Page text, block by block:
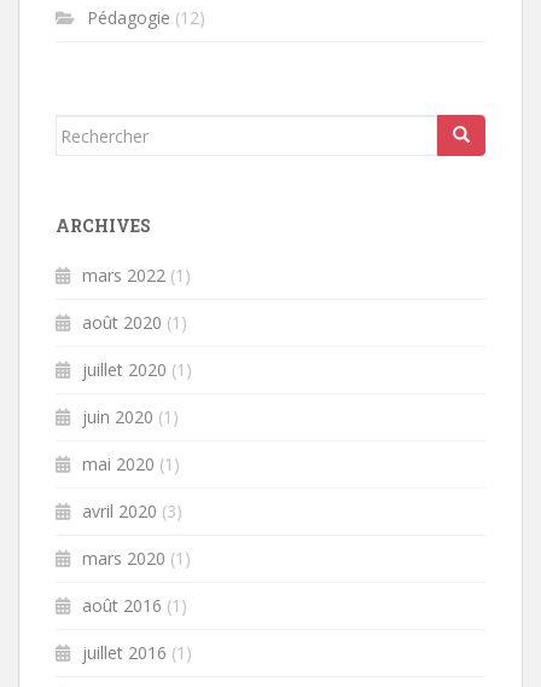
Pédagogie (12)
Rechercher...
ARCHIVES
mars 2022 (1)
août 2020 (1)
juillet 2020 (1)
juin 2020 (1)
mai 2020 (1)
avril 2020 (3)
mars 2020 (1)
août 2016 (1)
juillet 2016 (1)